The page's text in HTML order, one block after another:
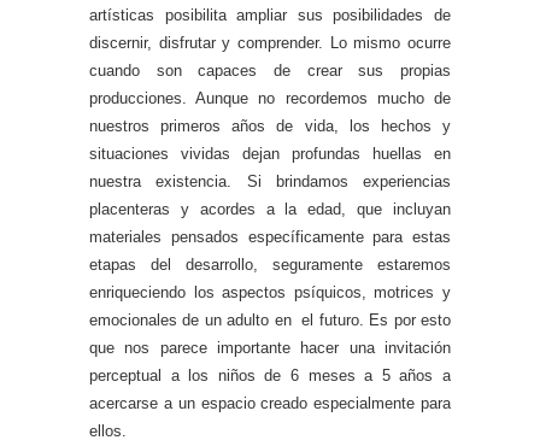
artísticas posibilita ampliar sus posibilidades de
discernir, disfrutar y comprender. Lo mismo ocurre
cuando son capaces de crear sus propias
producciones. Aunque no recordemos mucho de
nuestros primeros años de vida, los hechos y
situaciones vividas dejan profundas huellas en
nuestra existencia. Si brindamos experiencias
placenteras y acordes a la edad, que incluyan
materiales pensados específicamente para estas
etapas del desarrollo, seguramente estaremos
enriqueciendo los aspectos psíquicos, motrices y
emocionales de un adulto en el futuro. Es por esto
que nos parece importante hacer una invitación
perceptual a los niños de 6 meses a 5 años a
acercarse a un espacio creado especialmente para
ellos.